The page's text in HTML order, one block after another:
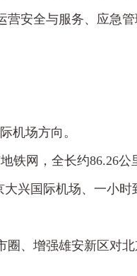
安全与服务、应急
机场方向。
网，全长约86.26
兴国际机场、一小
、增强雄安新区对